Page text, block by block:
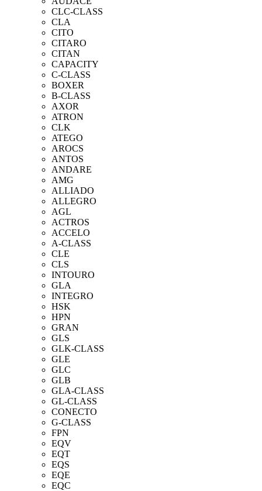
CLC-CLASS
CLA
CITO
CITARO
CITAN
CAPACITY
C-CLASS
BOXER
B-CLASS
AXOR
ATRON
CLK
ATEGO
AROCS
ANTOS
ANDARE
AMG
ALLIADO
ALLEGRO
AGL
ACTROS
ACCELO
A-CLASS
CLE
CLS
INTOURO
GLA
INTEGRO
HSK
HPN
GRAN
GLS
GLK-CLASS
GLE
GLC
GLB
GLA-CLASS
GL-CLASS
CONECTO
G-CLASS
FPN
EQV
EQT
EQS
EQE
EQC